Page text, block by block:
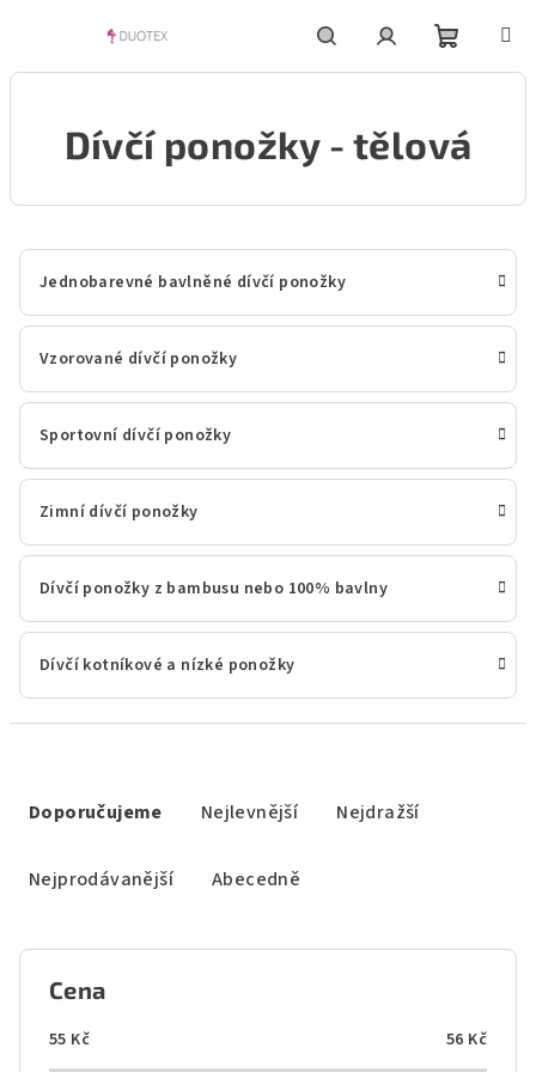
HledatPřihlášeníNákupní
košík
Dívčí ponožky - tělová
Jednobarevné bavlněné dívčí ponožky
Vzorované dívčí ponožky
Sportovní dívčí ponožky
Zimní dívčí ponožky
Dívčí ponožky z bambusu nebo 100% bavlny
Dívčí kotníkové a nízké ponožky
Doporučujeme Nejlevnější Nejdražší
Nejprodávanější Abecedně
Cena
55 Kč 56 Kč